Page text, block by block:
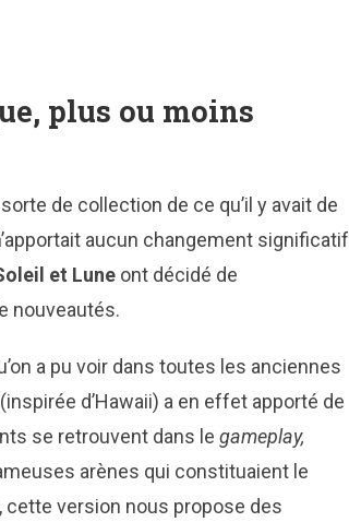
plus ou moins
de collection de ce qu’il y avait de
aucun changement significatif
et Luneont décidé de
nouveautés.
a pu voir dans toutes les anciennes
d’Hawaii) a en effet apporté de
se retrouvent dans le gameplay,
arènes qui constituaient le
cette version nous propose des